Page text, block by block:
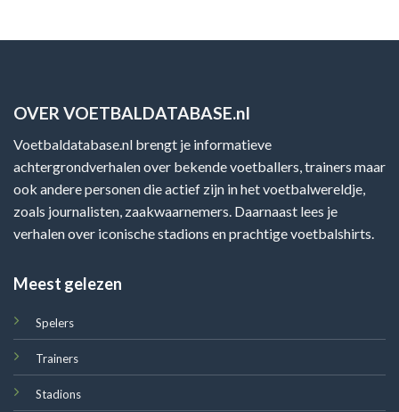
OVER VOETBALDATABASE.nl
Voetbaldatabase.nl brengt je informatieve
achtergrondverhalen over bekende voetballers, trainers maar
ook andere personen die actief zijn in het voetbalwereldje,
zoals journalisten, zaakwaarnemers. Daarnaast lees je
verhalen over iconische stadions en prachtige voetbalshirts.
Meest gelezen
Spelers
Trainers
Stadions